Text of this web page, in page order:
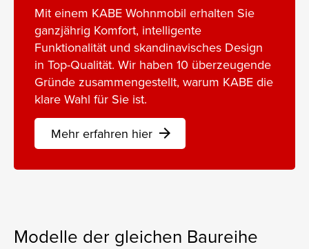
Mit einem KABE Wohnmobil erhalten Sie
ganzjährig Komfort, intelligente
Funktionalität und skandinavisches Design
in Top-Qualität. Wir haben 10 überzeugende
Gründe zusammengestellt, warum KABE die
klare Wahl für Sie ist.
Mehr erfahren hier arrow_forward
Modelle der gleichen Baureihe